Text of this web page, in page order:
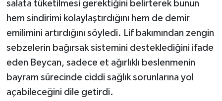
salata tüketilmesi gerektiğini belirterek bunun
hem sindirimi kolaylaştırdığını hem de demir
emilimini artırdığını söyledi. Lif bakımından zengin
sebzelerin bağırsak sistemini desteklediğini ifade
eden Beycan, sadece et ağırlıklı beslenmenin
bayram sürecinde ciddi sağlık sorunlarına yol
açabileceğini dile getirdi.